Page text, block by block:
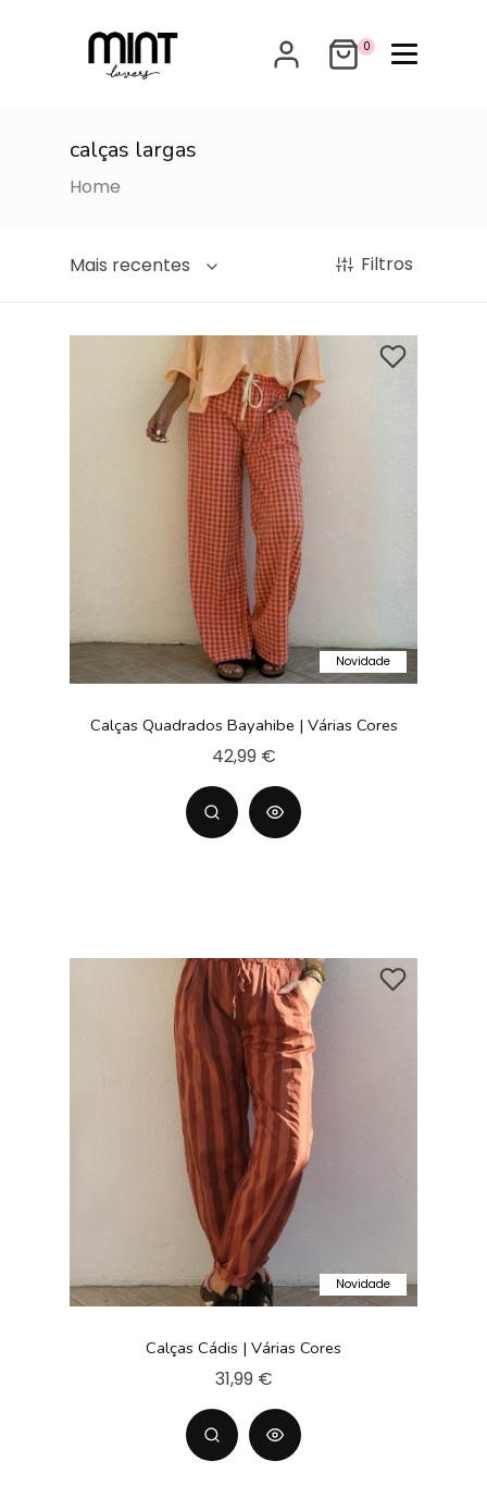
0
calças largas
Home
Mais recentes Filtros
Novidade
Calças Quadrados Bayahibe | Várias Cores
42,99 €
Novidade
Calças Cádis | Várias Cores
31,99 €